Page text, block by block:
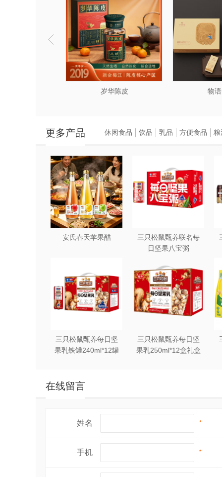
岁华陈皮 物
更多产品
安氏春天苹果醋
三只松鼠甄养联名每
日坚果八宝粥
三只松鼠甄养每日坚
果乳铁罐240ml*12罐
三只松鼠甄养每日坚
果乳250ml*12盒礼盒
休闲食品 饮品 乳品 方便食品 粮
在线留言
姓名 *
手机 *